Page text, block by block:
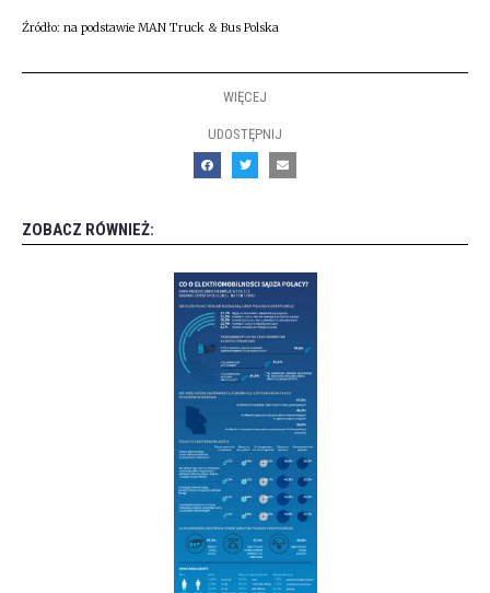
Źródło: na podstawie MAN Truck & Bus Polska
WIĘCEJ
UDOSTĘPNIJ
ZOBACZ RÓWNIEŻ: